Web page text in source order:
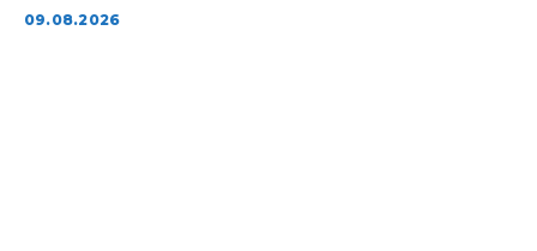
09.08.2026